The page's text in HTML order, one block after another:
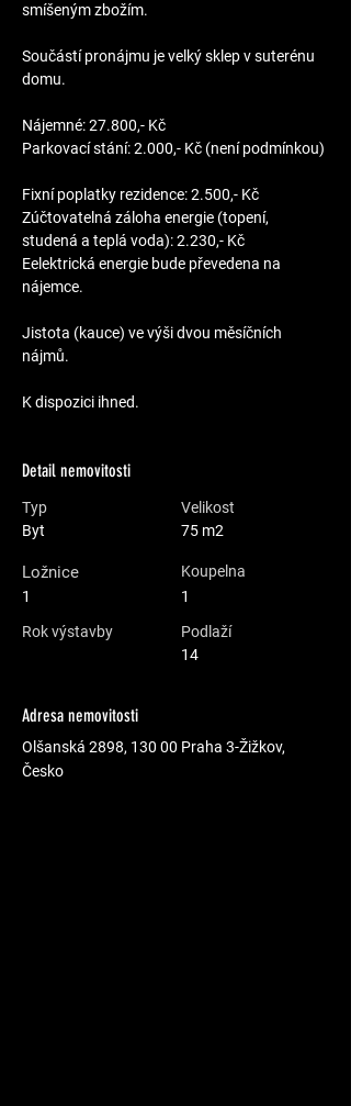
smíšeným zbožím.
Součástí pronájmu je velký sklep v suterénu
domu.
Nájemné: 27.800,- Kč
Parkovací stání: 2.000,- Kč (není podmínkou)
Fixní poplatky rezidence: 2.500,- Kč
Zúčtovatelná záloha energie (topení,
studená a teplá voda): 2.230,- Kč
Eelektrická energie bude převedena na
nájemce.
Jistota (kauce) ve výši dvou měsíčních
nájmů.
K dispozici ihned.
Detail nemovitosti
Typ
Byt
Ložnice
1
Rok výstavby
Velikost
75 m2
Koupelna
1
Podlaží
14
Adresa nemovitosti
Olšanská 2898, 130 00 Praha 3-Žižkov,
Česko